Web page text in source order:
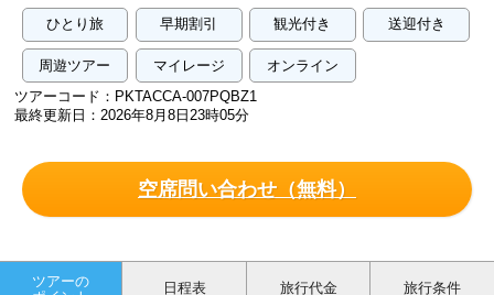
ひとり旅 早期割引 観光付き 送迎付き
周遊ツアー マイレージ
オンライン
ツアーコード：PKTACCA-007PQBZ1
最終更新日：2026年8月8日23時05分
空席問い合わせ（無料）
ツアーの
日程表 旅行代金 旅行条件